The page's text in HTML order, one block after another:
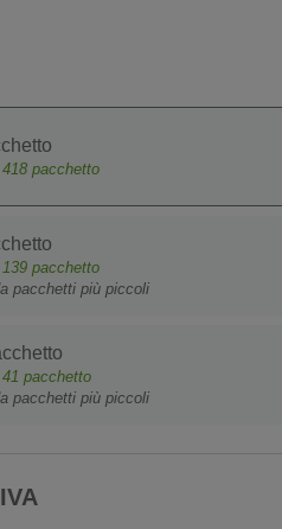
418 pacchetto
139 pacchetto
pacchetti più piccoli
41 pacchetto
pacchetti più piccoli